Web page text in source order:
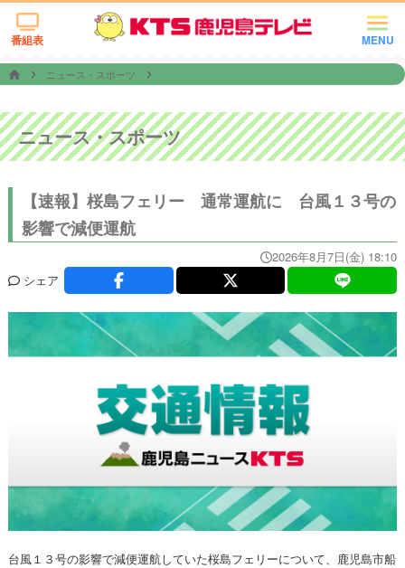
MENU
番組表
ニュース・スポーツ
ニュース・スポーツ
【速報】桜島フェリー 通常運航に 台風１３号の
影響で減便運航
2026年8月7日(金) 18:10
シェア
台風１３号の影響で減便運航していた桜島フェリーについて、鹿児島市船